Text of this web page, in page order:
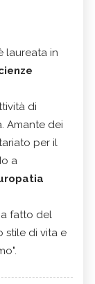
laureata in
di
Amante dei
per il
a
fatto del
stile di vita e